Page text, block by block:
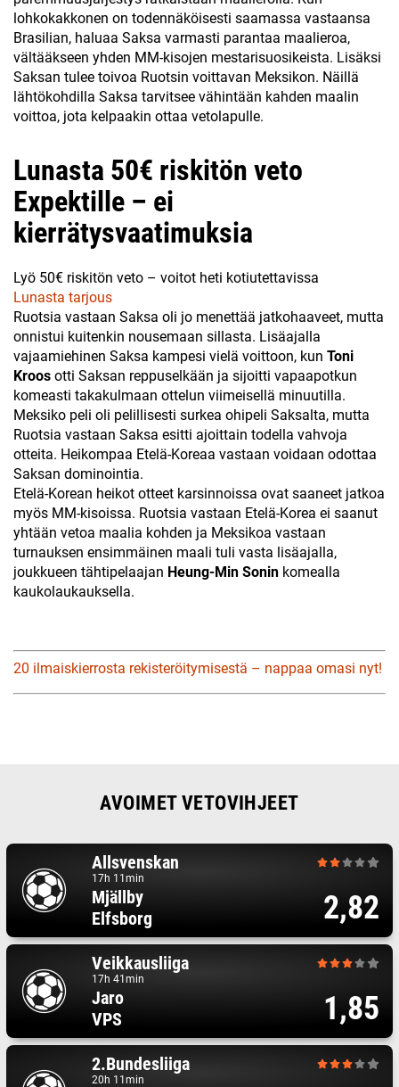
lohkokakkonen on todennäköisesti saamassa vastaansa
Brasilian, haluaa Saksa varmasti parantaa maalieroa,
vältääkseen yhden MM-kisojen mestarisuosikeista. Lisäksi
Saksan tulee toivoa Ruotsin voittavan Meksikon. Näillä
lähtökohdilla Saksa tarvitsee vähintään kahden maalin
voittoa, jota kelpaakin ottaa vetolapulle.
Lunasta 50€ riskitön veto
Expektille – ei
kierrätysvaatimuksia
Lyö 50€ riskitön veto – voitot heti kotiutettavissa
Lunasta tarjous
Ruotsia vastaan Saksa oli jo menettää jatkohaaveet, mutta
onnistui kuitenkin nousemaan sillasta. Lisäajalla
vajaamiehinen Saksa kampesi vielä voittoon, kun Toni
Kroos otti Saksan reppuselkään ja sijoitti vapaapotkun
komeasti takakulmaan ottelun viimeisellä minuutilla.
Meksiko peli oli pelillisesti surkea ohipeli Saksalta, mutta
Ruotsia vastaan Saksa esitti ajoittain todella vahvoja
otteita. Heikompaa Etelä-Koreaa vastaan voidaan odottaa
Saksan dominointia.
Etelä-Korean heikot otteet karsinnoissa ovat saaneet jatkoa
myös MM-kisoissa. Ruotsia vastaan Etelä-Korea ei saanut
yhtään vetoa maalia kohden ja Meksikoa vastaan
turnauksen ensimmäinen maali tuli vasta lisäajalla,
joukkueen tähtipelaajan Heung-Min Sonin komealla
kaukolaukauksella.
20 ilmaiskierrosta rekisteröitymisestä – nappaa omasi nyt!
AVOIMET VETOVIHJEET
Allsvenskan
17h 11min
Mjällby
Elfsborg
2,82
Veikkausliiga
17h 41min
Jaro
VPS
1,85
2.Bundesliiga
20h 11min